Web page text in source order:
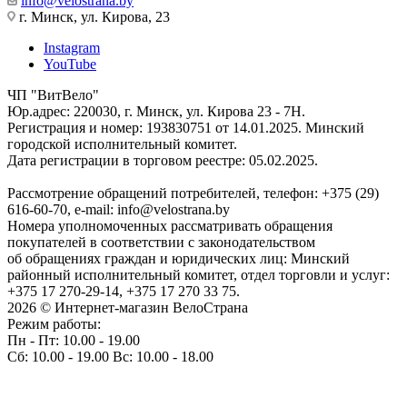
г. Минск, ул. Кирова, 23
Instagram
YouTube
ЧП "ВитВело"
Юр.адрес: 220030, г. Минск, ул. Кирова 23 - 7Н.
Регистрация и номер: 193830751 от 14.01.2025. Минский
городской исполнительный комитет.
Дата регистрации в торговом реестре: 05.02.2025.
Рассмотрение обращений потребителей, телефон: +375 (29)
616-60-70, e-mail: info@velostrana.by
Номера уполномоченных рассматривать обращения
покупателей в соответствии с законодательством
об обращениях граждан и юридических лиц: Минский
районный исполнительный комитет, отдел торговли и услуг:
+375 17 270-29-14, +375 17 270 33 75.
2026 © Интернет-магазин ВелоСтрана
Режим работы:
Пн - Пт: 10.00 - 19.00
Сб: 10.00 - 19.00 Вс: 10.00 - 18.00